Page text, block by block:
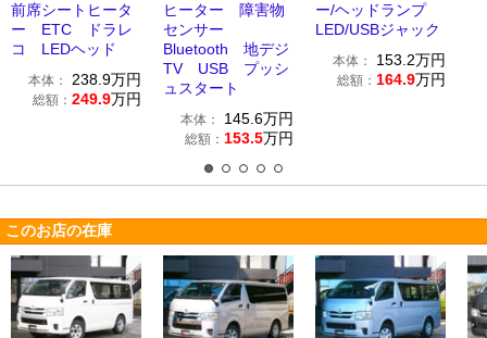
前席シートヒータ
ー ETC ドラレ
コ LEDヘッド
本体： 238.9万円
総額： 249.9万円
ヒーター 障害物
センサー
Bluetooth 地デジ
TV USB プッシ
ュスタート
本体： 145.6万円
総額： 153.5万円
ー/ヘッドランプ
LED/USBジャック
本体： 153.2万円
総額： 164.9万円
このお店の在庫